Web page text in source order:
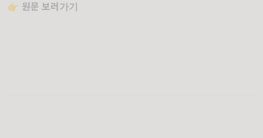
👉 원문 보러가기